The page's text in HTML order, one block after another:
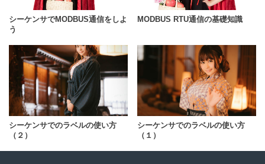
シーケンサでMODBUS通信をしよ
う
MODBUS RTU通信の基礎知識
シーケンサでのラベルの使い方
（２）
シーケンサでのラベルの使い方
（１）